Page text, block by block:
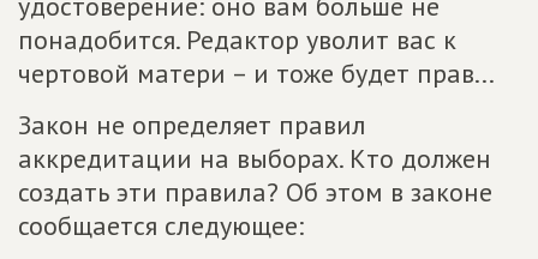
понадобится. Редактор уволит вас к
чертовой матери – и тоже будет прав...
Закон не определяет правил
аккредитации на выборах. Кто должен
создать эти правила? Об этом в законе
сообщается следующее: